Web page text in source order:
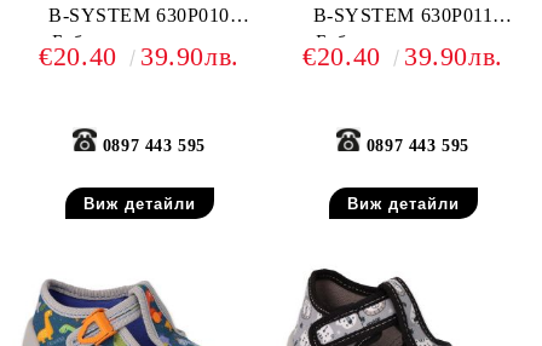
B-SYSTEM 630P010
Бебешки текстилни
обувки, Светлосин анимал
€20.40 39.90лв.
0897 443 595
Виж детайли
B-SYSTEM 630P011
Бебешки текстилни
обувки, Тъмносини
€20.40 39.90лв.
0897 443 595
Виж детайли